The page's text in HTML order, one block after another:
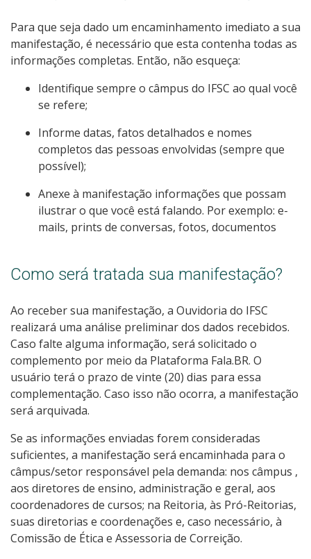
Para que seja dado um encaminhamento imediato a sua
manifestação, é necessário que esta contenha todas as
informações completas. Então, não esqueça:
Identifique sempre o câmpus do IFSC ao qual você
se refere;
Informe datas, fatos detalhados e nomes
completos das pessoas envolvidas (sempre que
possível);
Anexe à manifestação informações que possam
ilustrar o que você está falando. Por exemplo: e-
mails, prints de conversas, fotos, documentos
Como será tratada sua manifestação?
Ao receber sua manifestação, a Ouvidoria do IFSC
realizará uma análise preliminar dos dados recebidos.
Caso falte alguma informação, será solicitado o
complemento por meio da Plataforma Fala.BR. O
usuário terá o prazo de vinte (20) dias para essa
complementação. Caso isso não ocorra, a manifestação
será arquivada.
Se as informações enviadas forem consideradas
suficientes, a manifestação será encaminhada para o
câmpus/setor responsável pela demanda: nos câmpus ,
aos diretores de ensino, administração e geral, aos
coordenadores de cursos; na Reitoria, às Pró-Reitorias,
suas diretorias e coordenações e, caso necessário, à
Comissão de Ética e Assessoria de Correição.